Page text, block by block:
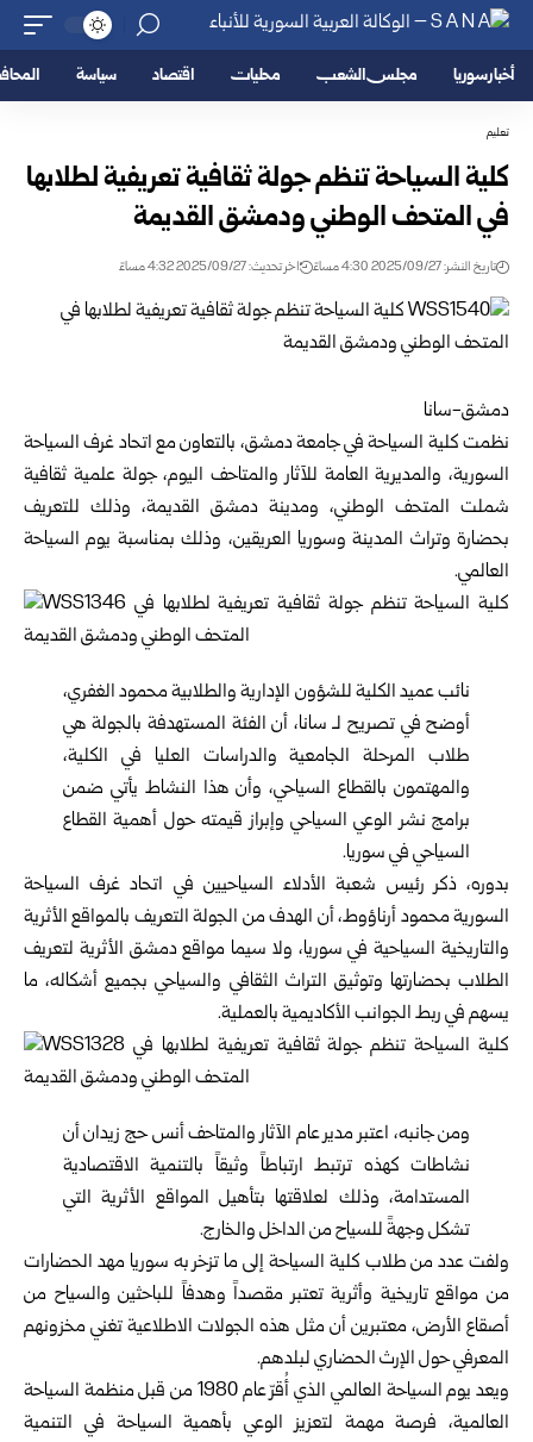
أخبار سوريا مجلس الشعب محليات اقتصاد سياسة
تعليم
كلية السياحة تنظم جولة ثقافية تعريفية لطلابها
في المتحف الوطني ودمشق القديمة
تاريخ النشر: 2025/09/27 4:30 مساءً اخر تحديث: 2025/09/27 4:32 مساءً
دمشق-سانا
نظمت كلية السياحة في جامعة دمشق، بالتعاون مع اتحاد غرف السياحة
السورية، والمديرية العامة للآثار والمتاحف اليوم، جولة علمية ثقافية
شملت المتحف الوطني، ومدينة دمشق القديمة، وذلك للتعريف
بحضارة وتراث المدينة وسوريا العريقين، وذلك بمناسبة يوم السياحة
العالمي.
نائب عميد الكلية للشؤون الإدارية والطلابية محمود الغفري،
أوضح في تصريح لـ سانا، أن الفئة المستهدفة بالجولة هي
طلاب المرحلة الجامعية والدراسات العليا في الكلية،
والمهتمون بالقطاع السياحي، وأن هذا النشاط يأتي ضمن
برامج نشر الوعي السياحي وإبراز قيمته حول أهمية القطاع
السياحي في سوريا.
بدوره، ذكر رئيس شعبة الأدلاء السياحيين في اتحاد غرف السياحة
السورية محمود أرناؤوط، أن الهدف من الجولة التعريف بالمواقع الأثرية
والتاريخية السياحية في سوريا، ولا سيما مواقع دمشق الأثرية لتعريف
الطلاب بحضارتها وتوثيق التراث الثقافي والسياحي بجميع أشكاله، ما
يسهم في ربط الجوانب الأكاديمية بالعملية.
ومن جانبه، اعتبر مدير عام الآثار والمتاحف أنس حج زيدان أن
نشاطات كهذه ترتبط ارتباطاً وثيقاً بالتنمية الاقتصادية
المستدامة، وذلك لعلاقتها بتأهيل المواقع الأثرية التي
تشكل وجهةً للسياح من الداخل والخارج.
ولفت عدد من طلاب كلية السياحة إلى ما تزخر به سوريا مهد الحضارات
من مواقع تاريخية وأثرية تعتبر مقصداً وهدفاً للباحثين والسياح من
أصقاع الأرض، معتبرين أن مثل هذه الجولات الاطلاعية تغني مخزونهم
المعرفي حول الإرث الحضاري لبلدهم.
ويعد يوم السياحة العالمي الذي أُقرّ عام 1980 من قبل منظمة السياحة
العالمية، فرصة مهمة لتعزيز الوعي بأهمية السياحة في التنمية